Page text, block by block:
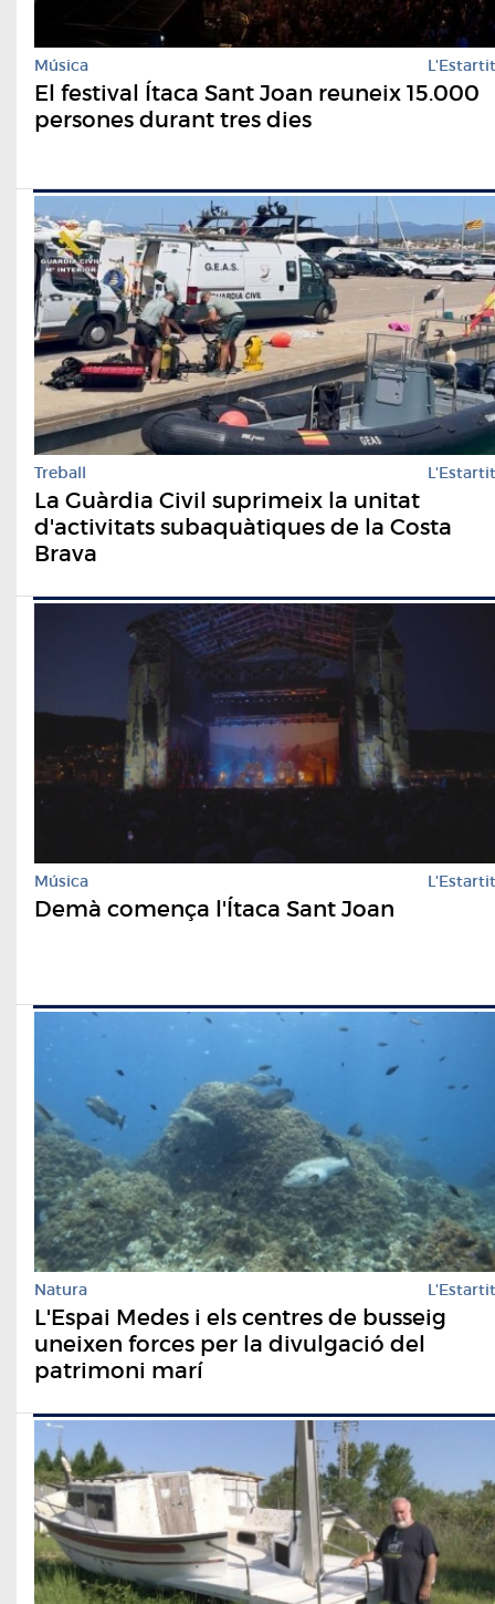
Música L'Estartit
El festival Ítaca Sant Joan reuneix 15.000
persones durant tres dies
Treball L'Estartit
La Guàrdia Civil suprimeix la unitat
d'activitats subaquàtiques de la Costa
Brava
Música L'Estartit
Demà comença l'Ítaca Sant Joan
Natura L'Estartit
L'Espai Medes i els centres de busseig
uneixen forces per la divulgació del
patrimoni marí